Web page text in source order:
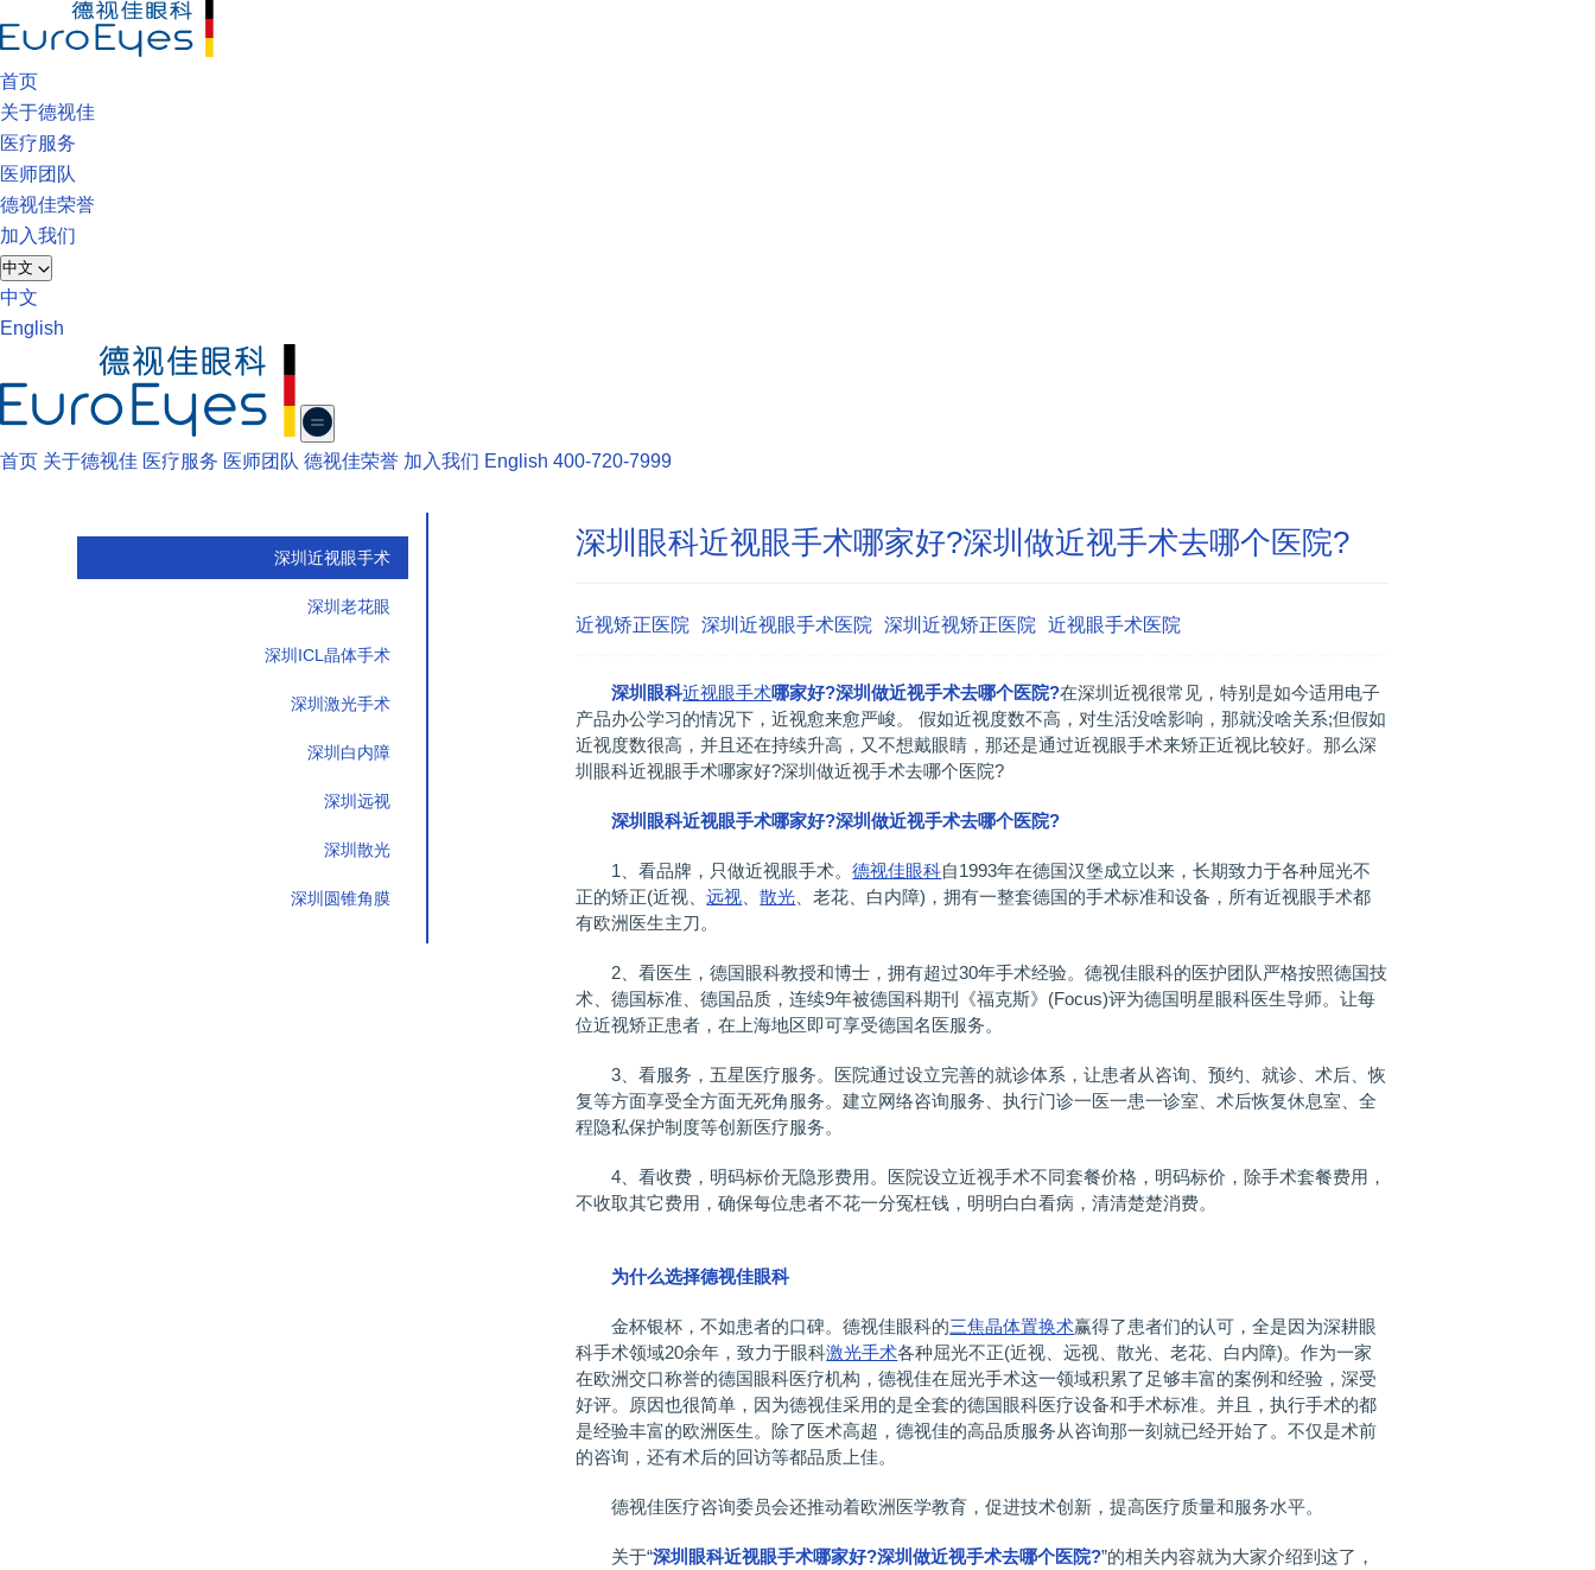
首页
关于德视佳
医疗服务
医师团队
德视佳荣誉
加入我们
中文
中文
English
首页 关于德视佳 医疗服务 医师团队 德视佳荣誉 加入我们 English 400-720-7999
深圳近视眼手术
深圳老花眼
深圳ICL晶体手术
深圳激光手术
深圳白内障
深圳远视
深圳散光
深圳圆锥角膜
深圳眼科近视眼手术哪家好?深圳做近视手术去哪个医院?
近视矫正医院 深圳近视眼手术医院 深圳近视矫正医院 近视眼手术医院
深圳眼科近视眼手术哪家好?深圳做近视手术去哪个医院?在深圳近视很常见，特别是如今适用电子
产品办公学习的情况下，近视愈来愈严峻。 假如近视度数不高，对生活没啥影响，那就没啥关系;但假如
近视度数很高，并且还在持续升高，又不想戴眼睛，那还是通过近视眼手术来矫正近视比较好。那么深
圳眼科近视眼手术哪家好?深圳做近视手术去哪个医院?
深圳眼科近视眼手术哪家好?深圳做近视手术去哪个医院?
1、看品牌，只做近视眼手术。德视佳眼科自1993年在德国汉堡成立以来，长期致力于各种屈光不
正的矫正(近视、远视 、散光 、老花、白内障)，拥有一整套德国的手术标准和设备，所有近视眼手术都
有欧洲医生主刀。
2、看医生，德国眼科教授和博士，拥有超过30年手术经验。德视佳眼科的医护团队严格按照德国技
术、德国标准、德国品质，连续9年被德国科期刊《福克斯》(Focus)评为德国明星眼科医生导师。让每
位近视矫正患者，在上海地区即可享受德国名医服务。
3、看服务，五星医疗服务。医院通过设立完善的就诊体系，让患者从咨询、预约、就诊、术后、恢
复等方面享受全方面无死角服务。建立网络咨询服务、执行门诊一医一患一诊室、术后恢复休息室、全
程隐私保护制度等创新医疗服务。
4、看收费，明码标价无隐形费用。医院设立近视手术不同套餐价格，明码标价，除手术套餐费用，
不收取其它费用，确保每位患者不花一分冤枉钱，明明白白看病，清清楚楚消费。
为什么选择德视佳眼科
金杯银杯，不如患者的口碑。德视佳眼科的三焦晶体置换术赢得了患者们的认可，全是因为深耕眼
科手术领域20余年，致力于眼科激光手术各种屈光不正(近视、远视、散光、老花、白内障)。作为一家
在欧洲交口称誉的德国眼科医疗机构，德视佳在屈光手术这一领域积累了足够丰富的案例和经验，深受
好评。原因也很简单，因为德视佳采用的是全套的德国眼科医疗设备和手术标准。并且，执行手术的都
是经验丰富的欧洲医生。除了医术高超，德视佳的高品质服务从咨询那一刻就已经开始了。不仅是术前
的咨询，还有术后的回访等都品质上佳。
德视佳医疗咨询委员会还推动着欧洲医学教育，促进技术创新，提高医疗质量和服务水平。
关于“深圳眼科近视眼手术哪家好?深圳做近视手术去哪个医院?”的相关内容就为大家介绍到这了，